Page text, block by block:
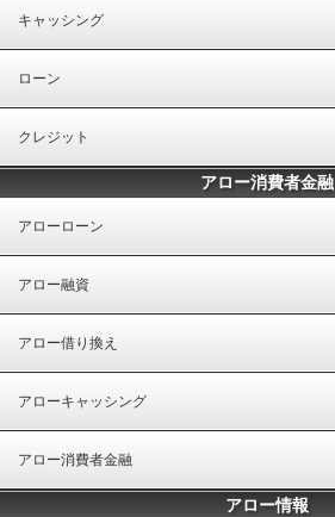
キャッシング
ローン
クレジット
アロー消費者金融
アローローン
アロー融資
アロー借り換え
アローキャッシング
アロー消費者金融
アロー情報